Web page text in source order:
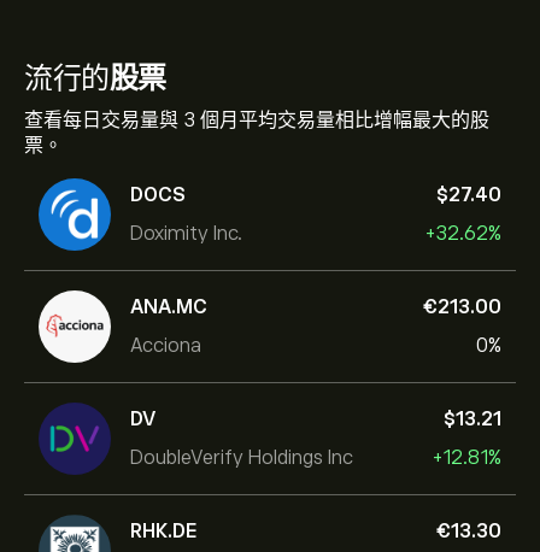
流行的股票
查看每日交易量與 3 個月平均交易量相比增幅最大的股
票。
DOCS
Doximity Inc.
‎$‎27.40
+32.62%
ANA.MC
Acciona
‎€‎213.00
0%
DV
DoubleVerify Holdings Inc
‎$‎13.21
+12.81%
RHK.DE
‎€‎13.30